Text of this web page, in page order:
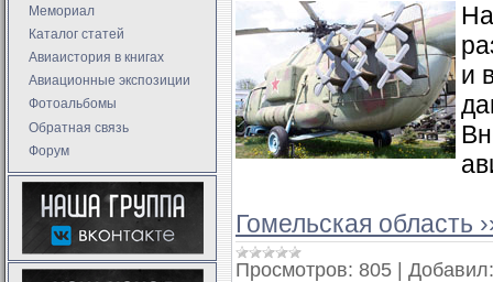
Мемориал
Каталог статей
Авиаистория в книгах
Авиационные экспозиции
Фотоальбомы
Обратная связь
Форум
и
Гомельская область
Просмотров: 805 Добавил: